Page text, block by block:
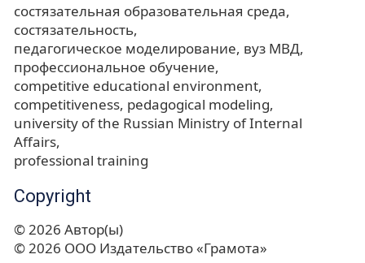
состязательная образовательная среда
состязательность
педагогическое моделирование вуз МВД
профессиональное обучение
competitive educational environment
competitiveness pedagogical modeling
university of the Russian Ministry of Internal
Affairs
professional training
Copyright
© 2026 Автор(ы)
© 2026 ООО Издательство «Грамота»